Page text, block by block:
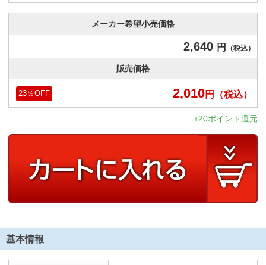
メーカー希望小売価格
2,640 円 （税込）
販売価格
2,010円 （税込）
23％OFF
+20ポイント還元
基本情報